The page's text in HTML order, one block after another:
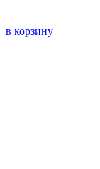
в корзину